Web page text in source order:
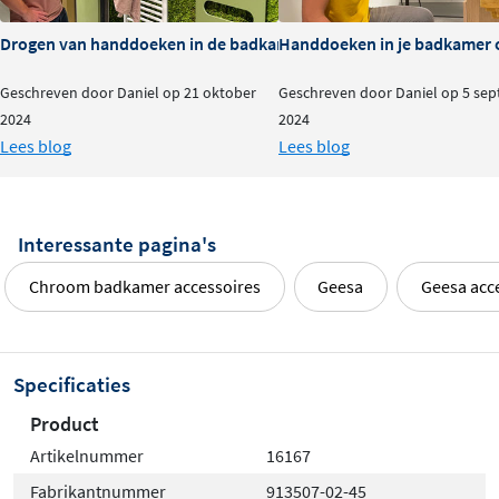
eenvoudig schoon te houden met een vochtige doek,
zodat je badkameraccessoire er altijd verzorgd uitziet.
Eenvoudige montage aan de wand
Dankzij de
zijn de schroeven na
bevestigingsmateriaal en de duidelijke
montagehandleiding maken de installatie eenvoudig,
ook voor minder ervaren klussers.
Drogen van handdoeken in de badkamer: do's & dont's
Geschreven door Daniel op 21 oktober
2024
Lees blog
Handdoeken in je
Geschreven door Daniel op 5
2024
Lees blog
Interessante pagina's
Chroom badkamer accessoires Geesa Geesa
Specificaties
Product
Artikelnummer
16167
Fabrikantnummer
913507-02-45